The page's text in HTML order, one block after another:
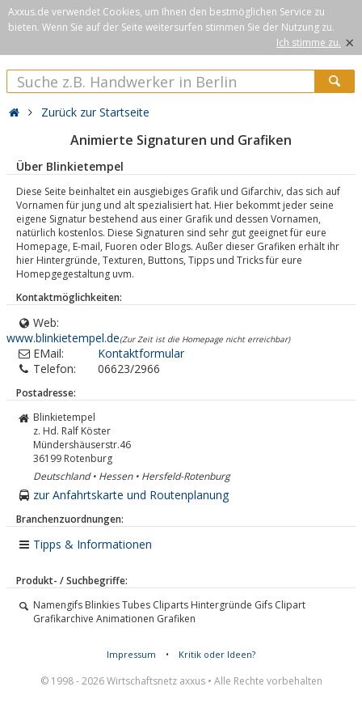
Axxus.de verwendet Cookies, um Ihnen den bestmöglichen Service zu
bieten. Wenn Sie auf der Seite weitersurfen stimmen Sie der Nutzung zu.
Ich stimme zu. ×
Zurück zur Startseite
Animierte Signaturen und Grafiken
Über Blinkietempel
Diese Seite beinhaltet ein ausgiebiges Grafik und Gifarchiv, das sich auf
Vornamen für jung und alt spezialisiert hat. Hier bekommt jeder seine
eigene Signatur bestehend aus einer Grafik und dessen Vornamen,
natürlich kostenlos. Diese Signaturen sind sehr gut geeignet für eure
Homepage, E-mail, Fuoren oder Blogs. Außer dieser Grafiken erhält ihr
hier Hintergründe, Texturen, Buttons, Tipps und Tricks für eure
Homepgegestaltung uvm.
Kontaktmöglichkeiten:
Web:
www.blinkietempel.de(Zur Zeit ist die Homepage nicht erreichbar)
EMail:
Kontaktformular
Telefon:
06623/2966
Postadresse:
Blinkietempel
z. Hd. Ralf Köster
Mündershäuserstr.46
36199 Rotenburg
Deutschland • Hessen • Hersfeld-Rotenburg
zur Anfahrtskarte und Routenplanung
Branchenzuordnungen:
Tipps & Informationen
Produkt- / Suchbegriffe:
Namengifs Blinkies Tubes Cliparts Hintergründe Gifs Clipart
Grafikarchive Animationen Grafiken
Impressum • Kritik oder Ideen?
© 1998 - 2026 Wirtschaftsnetz axxus • Alle Rechte vorbehalten